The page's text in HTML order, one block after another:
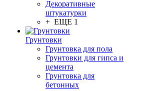
Декоративные
штукатурки
+ ЕЩЕ 1
Грунтовки
Грунтовка для пола
Грунтовки для гипса и
цемента
Грунтовка для
бетонных